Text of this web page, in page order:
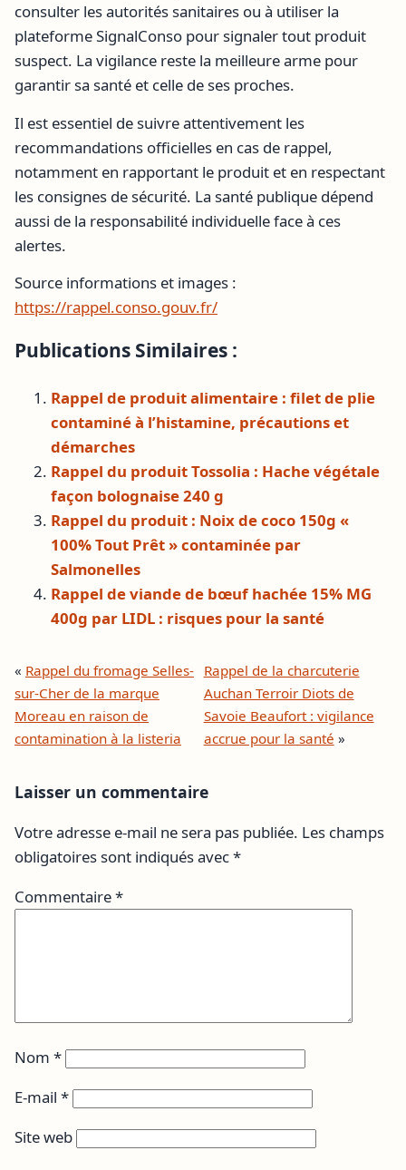
consulter les autorités sanitaires ou à utiliser la
plateforme SignalConso pour signaler tout produit
suspect. La vigilance reste la meilleure arme pour
garantir sa santé et celle de ses proches.
Il est essentiel de suivre attentivement les
recommandations officielles en cas de rappel,
notamment en rapportant le produit et en respectant
les consignes de sécurité. La santé publique dépend
aussi de la responsabilité individuelle face à ces
alertes.
Source informations et images :
https://rappel.conso.gouv.fr/
Publications Similaires :
Rappel de produit alimentaire : filet de plie
contaminé à l’histamine, précautions et
démarches
Rappel du produit Tossolia : Hache végétale
façon bolognaise 240 g
Rappel du produit : Noix de coco 150g «
100% Tout Prêt » contaminée par
Salmonelles
Rappel de viande de bœuf hachée 15% MG
400g par LIDL : risques pour la santé
« Rappel du fromage Selles-
sur-Cher de la marque
Moreau en raison de
contamination à la listeria
Rappel de la charcuterie
Auchan Terroir Diots de
Savoie Beaufort : vigilance
accrue pour la santé »
Laisser un commentaire
Votre adresse e-mail ne sera pas publiée. Les champs
obligatoires sont indiqués avec*
Commentaire*
Nom *
E-mail *
Site web